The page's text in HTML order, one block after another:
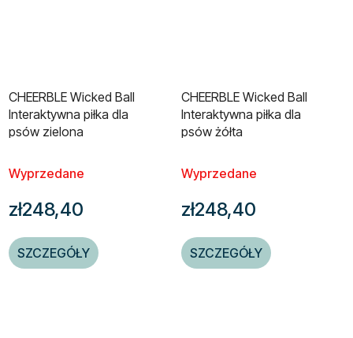
CHEERBLE Wicked Ball
Interaktywna piłka dla
psów zielona
Wyprzedane
zł248,40
SZCZEGÓŁY
CHEERBLE Wicked Ball
Interaktywna piłka dla
psów żółta
Wyprzedane
zł248,40
SZCZEGÓŁY